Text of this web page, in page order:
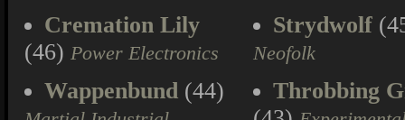
Cremation Lily
(46) Power Electronics
Strydwolf
Neofolk
Wappenbund (44)
Throbbing